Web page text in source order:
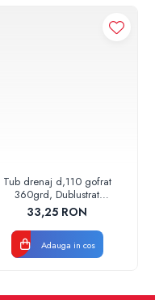
Tub drenaj d,110 gofrat
360grd, Dublustrat
verde/negru 110152 Drainkit
33,25 RON
Adauga in cos